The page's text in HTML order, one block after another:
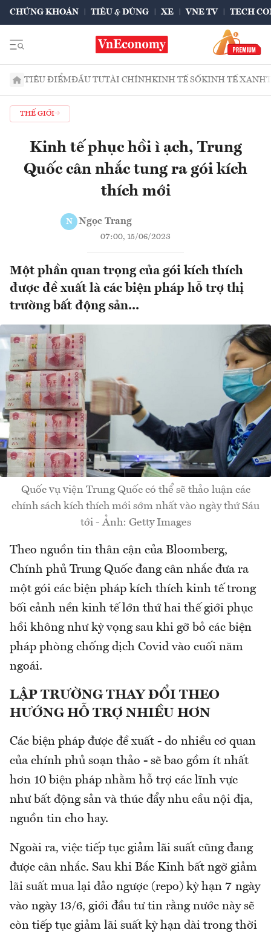
CHỨNG KHOÁN TIÊU & DÙNG XE VNE TV TECH
TIÊU ĐIỂMĐẦU TƯTÀI CHÍNHKINH TẾ SỐKINH TẾ XANH
THẾ GIỚI
Kinh tế phục hồi ì ạch, Trung
Quốc cân nhắc tung ra gói kích
thích mới
N Ngọc Trang
07:00, 15/06/2023
Một phần quan trọng của gói kích thích
được đề xuất là các biện pháp hỗ trợ thị
trường bất động sản...
Quốc vụ viện Trung Quốc có thể sẽ thảo luận các
chính sách kích thích mới sớm nhất vào ngày thứ Sáu
tới - Ảnh: Getty Images
Theo nguồn tin thân cận của Bloomberg,
Chính phủ Trung Quốc đang cân nhắc đưa ra
một gói các biện pháp kích thích kinh tế trong
bối cảnh nền kinh tế lớn thứ hai thế giới phục
hồi không như kỳ vọng sau khi gỡ bỏ các biện
pháp phòng chống dịch Covid vào cuối năm
ngoái.
LẬP TRƯỜNG THAY ĐỔI THEO
HƯỚNG HỖ TRỢ NHIỀU HƠN
Các biện pháp được đề xuất - do nhiều cơ quan
của chính phủ soạn thảo - sẽ bao gồm ít nhất
hơn 10 biện pháp nhằm hỗ trợ các lĩnh vực
như bất động sản và thúc đẩy nhu cầu nội địa,
nguồn tin cho hay.
Ngoài ra, việc tiếp tục giảm lãi suất cũng đang
được cân nhắc. Sau khi Bắc Kinh bất ngờ giảm
lãi suất mua lại đảo ngược (repo) kỳ hạn 7 ngày
vào ngày 13/6, giới đầu tư tin rằng nước này sẽ
còn tiếp tục giảm lãi suất kỳ hạn dài trong thời